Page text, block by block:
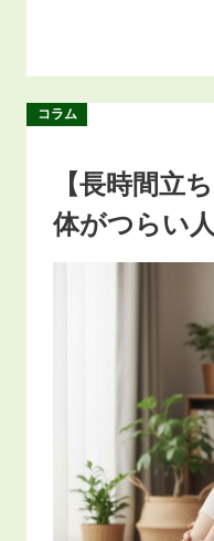
コラム
【長時間立
体がつらい